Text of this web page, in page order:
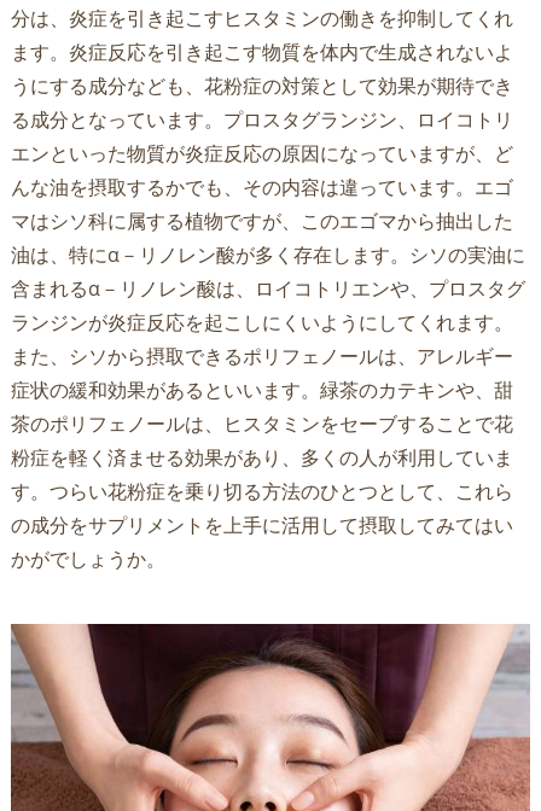
分は、炎症を引き起こすヒスタミンの働きを抑制してくれ
ます。炎症反応を引き起こす物質を体内で生成されないよ
うにする成分なども、花粉症の対策として効果が期待でき
る成分となっています。プロスタグランジン、ロイコトリ
エンといった物質が炎症反応の原因になっていますが、ど
んな油を摂取するかでも、その内容は違っています。エゴ
マはシソ科に属する植物ですが、このエゴマから抽出した
油は、特にα－リノレン酸が多く存在します。シソの実油に
含まれるα－リノレン酸は、ロイコトリエンや、プロスタグ
ランジンが炎症反応を起こしにくいようにしてくれます。
また、シソから摂取できるポリフェノールは、アレルギー
症状の緩和効果があるといいます。緑茶のカテキンや、甜
茶のポリフェノールは、ヒスタミンをセーブすることで花
粉症を軽く済ませる効果があり、多くの人が利用していま
す。つらい花粉症を乗り切る方法のひとつとして、これら
の成分をサプリメントを上手に活用して摂取してみてはい
かがでしょうか。